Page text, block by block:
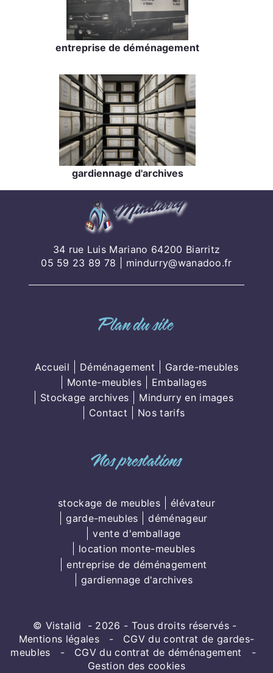
entreprise de déménagement
gardiennage d'archives
34 rue Luis Mariano 64200 Biarritz
05 59 23 89 78
mindurry@wanadoo.fr
Plan du site
Accueil Déménagement
Garde-meubles
Monte-meubles
Emballages
Stockage archives
Mindurry en images
Contact
Nos tarifs
Nos prestations
stockage de meubles
élévateur
garde-meubles
déménageur
vente d'emballage
location monte-meubles
entreprise de déménagement
gardiennage d'archives
© Vistalid
- 2026 - Tous droits réservés -
Mentions légales
-
CGV du contrat de gardes-
meubles
- CGV du contrat de déménagement
-
Gestion des cookies